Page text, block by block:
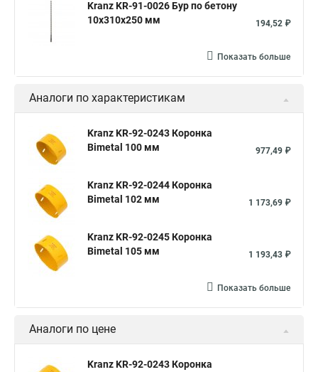
Kranz KR-91-0026 Бур по бетону
10x310x250 мм
194,52 ₽
Показать больше
Аналоги по характеристикам
Kranz KR-92-0243 Коронка
Bimetal 100 мм
977,49 ₽
Kranz KR-92-0244 Коронка
Bimetal 102 мм
1 173,69 ₽
Kranz KR-92-0245 Коронка
Bimetal 105 мм
1 193,43 ₽
Показать больше
Аналоги по цене
Kranz KR-92-0243 Коронка